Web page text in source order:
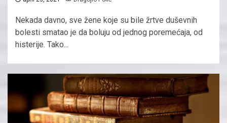
Nekada davno, sve žene koje su bile žrtve duševnih
bolesti smatao je da boluju od jednog poremećaja, od
histerije. Tako...